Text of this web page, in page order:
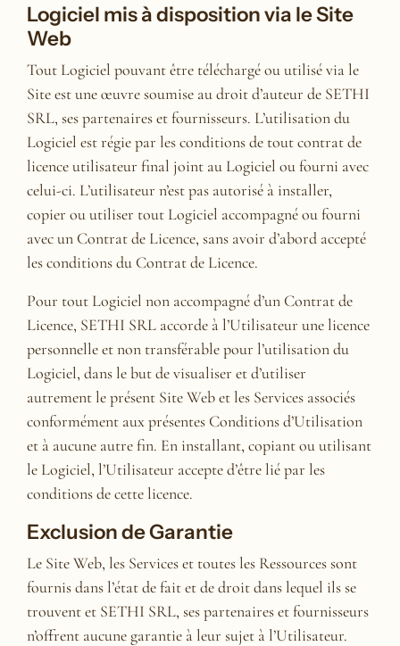
Logiciel mis à disposition via le Site
Web
Tout Logiciel pouvant être téléchargé ou utilisé via le
Site est une œuvre soumise au droit d’auteur de SETHI
SRL, ses partenaires et fournisseurs. L’utilisation du
Logiciel est régie par les conditions de tout contrat de
licence utilisateur final joint au Logiciel ou fourni avec
celui-ci. L’utilisateur n’est pas autorisé à installer,
copier ou utiliser tout Logiciel accompagné ou fourni
avec un Contrat de Licence, sans avoir d’abord accepté
les conditions du Contrat de Licence.
Pour tout Logiciel non accompagné d’un Contrat de
Licence, SETHI SRL accorde à l’Utilisateur une licence
personnelle et non transférable pour l’utilisation du
Logiciel, dans le but de visualiser et d’utiliser
autrement le présent Site Web et les Services associés
conformément aux présentes Conditions d’Utilisation
et à aucune autre fin. En installant, copiant ou utilisant
le Logiciel, l’Utilisateur accepte d’être lié par les
conditions de cette licence.
Exclusion de Garantie
Le Site Web, les Services et toutes les Ressources sont
fournis dans l’état de fait et de droit dans lequel ils se
trouvent et SETHI SRL, ses partenaires et fournisseurs
n’offrent aucune garantie à leur sujet à l’Utilisateur.